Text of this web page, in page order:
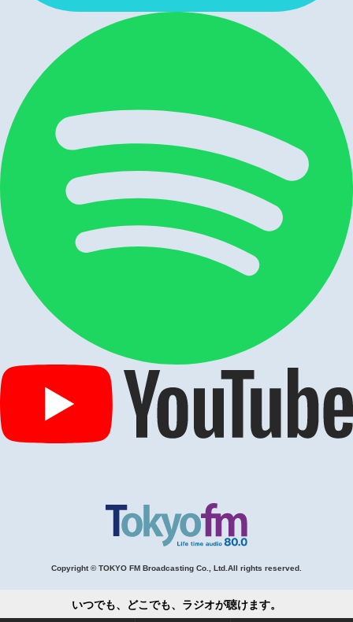
Copyright © TOKYO FM Broadcasting Co., Ltd.All rights reserved.
いつでも、どこでも、ラジオが聴けます。